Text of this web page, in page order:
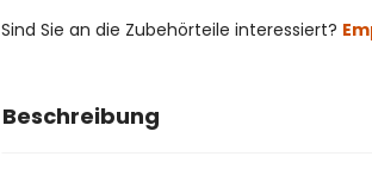
Sind Sie an die Zubehörteile interessiert?
Beschreibung